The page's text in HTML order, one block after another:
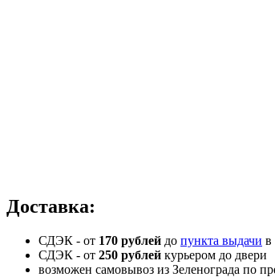
Доставка:
СДЭК - от 170 рублей до пункта выдачи в
СДЭК - от 250 рублей курьером до двери
возможен самовывоз из Зеленограда по